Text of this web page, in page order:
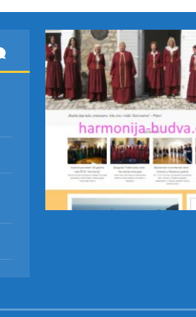
„Španska luda“ na
tvrđavi Mogren:
Teatar između